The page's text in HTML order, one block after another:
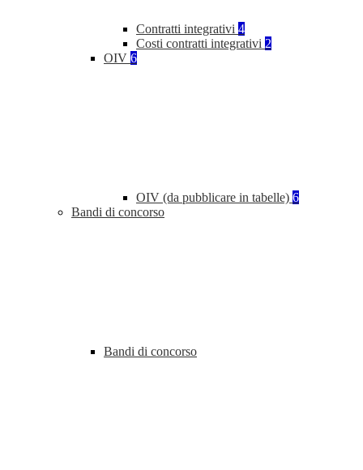
Contratti integrativi 4
Costi contratti integrativi 2
OIV 6
OIV (da pubblicare in tabelle) 6
Bandi di concorso
Bandi di concorso